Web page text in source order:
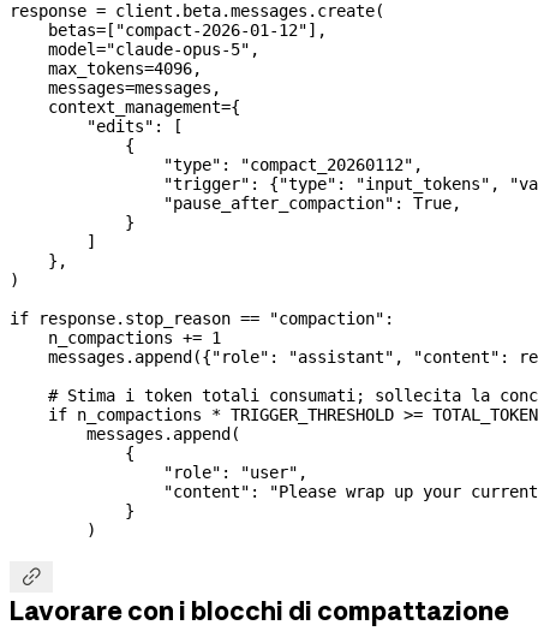
response = client.beta.messages.create(
    betas
= [ "compact-2026-01-12"],
    model
="claude-opus-5" ,
    max_tokens
=4096,
    messages
=messages,
    context_management
={
        "edits"
: [
            {
                "type"
: "compact_20260112" ,
                "trigger"
: {"type" : "input_tokens" ,
                "pause_after_compaction"
: True,
            }
        ]
    },
)
if response.stop_reason == "compaction" :
    n_compactions
+= 1
    messages.append({
"role" : "assistant" , "content" :
# Stima i token totali consumati; sollecita la
    if
n_compactions * TRIGGER_THRESHOLD >=
        messages.append(
            {
                "role"
: "user" ,
                "content"
:
"Please wrap up your
            }
        )

Lavorare con i blocchi di compattazione